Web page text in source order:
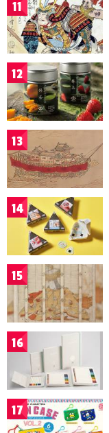
11
12
13
14
15
16
17